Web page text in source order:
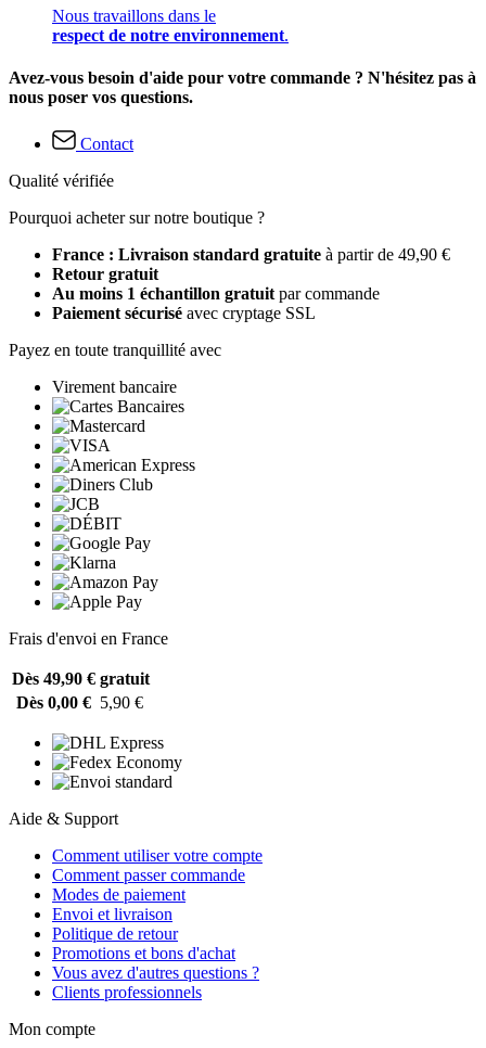
Nous travaillons dans le
respect de notre environnement.
Avez-vous besoin d'aide pour votre commande ? N'hésitez pas à
nous poser vos questions.
Contact
Qualité vérifiée
Pourquoi acheter sur notre boutique ?
France : Livraison standard gratuite à partir de 49,90 €
Retour gratuit
Au moins 1 échantillon gratuitpar commande
Paiement sécurisé avec cryptage SSL
Payez en toute tranquillité avec
Virement bancaire
Frais d'envoi en France
Dès 49,90 € gratuit
Dès 0,00 € 5,90 €
Aide & Support
Comment utiliser votre compte
Comment passer commande
Modes de paiement
Envoi et livraison
Politique de retour
Promotions et bons d'achat
Vous avez d'autres questions ?
Clients professionnels
Mon compte